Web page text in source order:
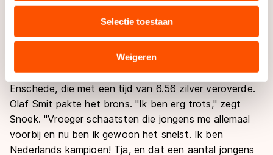
combineren met andere gegevens die u aan hen heeft
verstrekt of die zij hebben verzameld via hun services.
Sommige partners kunnen gegevens doorgeven aan
landen buiten de EU, zoals de VS, waar mogelijk geen
adequaat beschermingsniveau geldt volgens de GDPR.
Door op ‘Toestaan’ te klikken, stemt u in met deze
overdracht. Meer informatie vindt u in ons
cookiebeleid
Selectie toestaan
Weigeren
Hij balt zijn vuisten en geeft een ‘high five’ aan zijn
tegenstander Leon van Alstede, de lokale man uit
Enschede, die met een tijd van 6.56 zilver veroverde.
Olaf Smit pakte het brons. "Ik ben erg trots," zegt
Snoek. "Vroeger schaatsten die jongens me allemaal
voorbij en nu ben ik gewoon het snelst. Ik ben
Nederlands kampioen! Tja, en dat een aantal jongens